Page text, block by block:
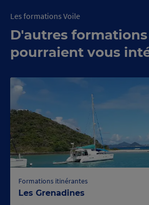
D'autres
pourraient vous
Les formations Voile
Formations itinérantes
Les Grenadines